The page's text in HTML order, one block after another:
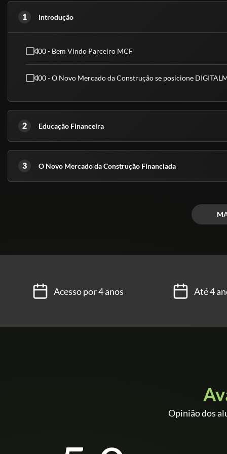
- Meu certificado é aceito pelo CREA, CRC e CRM?
superior.
(Fontes: Secretaria de Educação de São Paulo e ABED)
1 Introdução
00 - Bem Vindo Parceiro MCF
00 - O Novo Mercado da Construção se posicione
2 Educação Financeira
3 O Novo Mercado da Construção Financiada
Acesso por 4 anos Até 4
Opinião dos